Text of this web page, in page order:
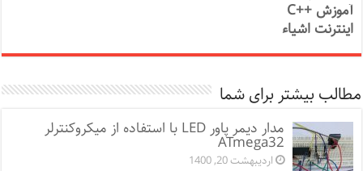
آموزش ++C
اینترنت اشیاء
مطالب بیشتر برای شما
مدار دیمر پاور LED با استفاده از میکروکنترلر
ATmega32
اردیبهشت 20, 1400